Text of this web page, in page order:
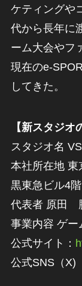
ケティングや
代から長年に
ーム大会やフ
現在のe-
してきた。
【新スタジオ
スタジオ名
本社所在地 東
黒東急ビル4階
代表者 原田
事業内容 ゲー
公式サイト：
公式SNS（X)